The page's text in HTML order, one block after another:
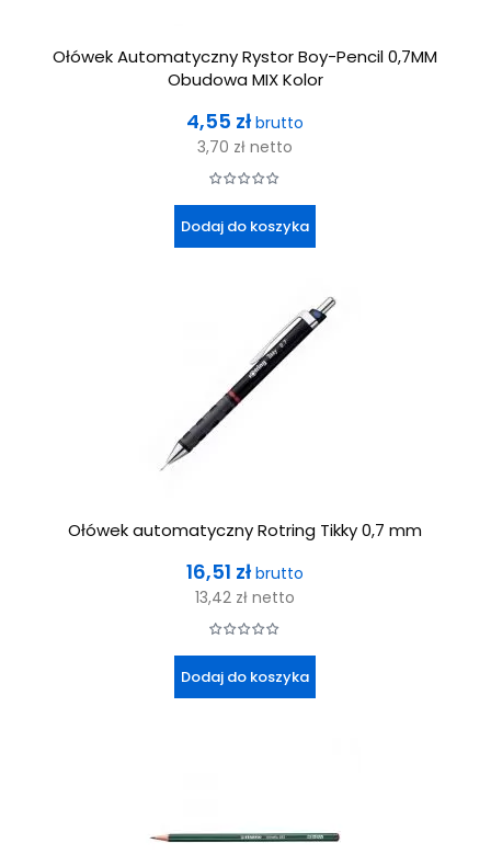
Ołówek Automatyczny Rystor Boy-Pencil 0,7MM
Obudowa MIX Kolor
Cena
4,55 zł brutto
3,70 zł netto
Dodaj do koszyka
Ołówek automatyczny Rotring Tikky 0,7 mm
Cena
16,51 zł brutto
13,42 zł netto
Dodaj do koszyka